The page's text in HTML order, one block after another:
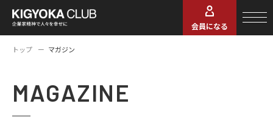
会員になる
トップ マガジン
MAGAZINE